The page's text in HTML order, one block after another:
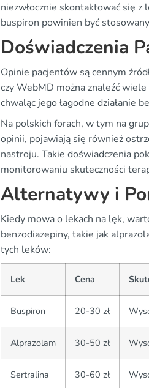
niezwłocznie skontaktować się z
buspiron powinien być
Doświadczenia
Opinie pacjentów są cennym
czy WebMD można znaleźć
chwaląc jego łagodne działanie
Na polskich forach, w tym na
opinii, pojawiają się również
nastroju. Takie doświadczenia
monitorowaniu skuteczności
Alternatywy i
Kiedy mowa o lekach na lęk,
benzodiazepiny, takie jak
tych leków:
Lek Cena
Buspiron 20-30 zł
Alprazolam 30-50 zł
Sertralina 30-60 zł